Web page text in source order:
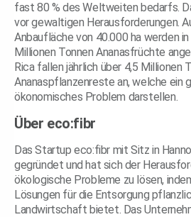
fast 80 % des Weltweiten bedarfs.
vor gewaltigen Herausforderungen.
Anbaufläche von 40.000 ha werden
Millionen Tonnen Ananasfrüchte
Rica fallen jährlich über 4,5 Millionen
Ananaspflanzenreste an, welche ein
ökonomisches Problem darstellen.
Über eco:fibr
Das Startup eco:fibr mit Sitz in
gegründet und hat sich der
ökologische Probleme zu lösen,
Lösungen für die Entsorgung
Landwirtschaft bietet. Das